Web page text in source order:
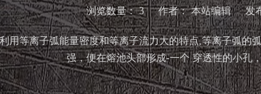
浏览数量：3作者： 本站编辑 发布
用等离子弧能量密度和等离子流力大的特点,等离子弧的
强，便在熔池头部形成-一个 穿透性的小孔